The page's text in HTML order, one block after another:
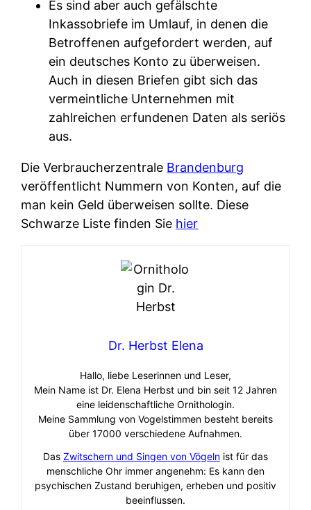
Es sind aber auch gefälschte
Inkassobriefe im Umlauf, in denen die
Betroffenen aufgefordert werden, auf
ein deutsches Konto zu überweisen.
Auch in diesen Briefen gibt sich das
vermeintliche Unternehmen mit
zahlreichen erfundenen Daten als seriös
aus.
Die Verbraucherzentrale Brandenburg
veröffentlicht Nummern von Konten, auf die
man kein Geld überweisen sollte. Diese
Schwarze Liste finden Sie hier
Dr. Herbst Elena
Hallo, liebe Leserinnen und Leser,
Mein Name ist Dr. Elena Herbst und bin seit 12 Jahren
eine leidenschaftliche Ornithologin.
Meine Sammlung von Vogelstimmen besteht bereits
über 17000 verschiedene Aufnahmen.
Das Zwitschern und Singen von Vögeln ist für das
menschliche Ohr immer angenehm: Es kann den
psychischen Zustand beruhigen, erheben und positiv
beeinflussen.